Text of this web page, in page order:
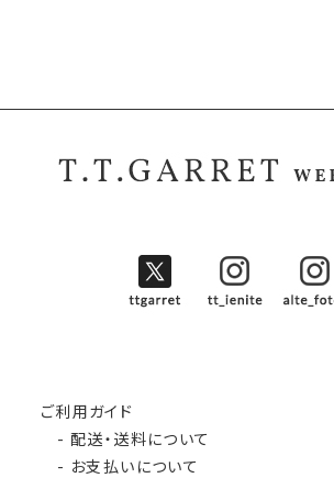
ご利用ガイド
- 配送・送料について
- お支払いについて